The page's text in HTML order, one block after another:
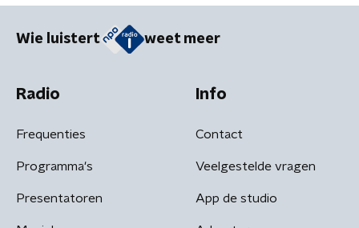
Wie luistert weet meer
Radio
Frequenties
Programma's
Presentatoren
Info
Contact
Veelgestelde vragen
App de studio